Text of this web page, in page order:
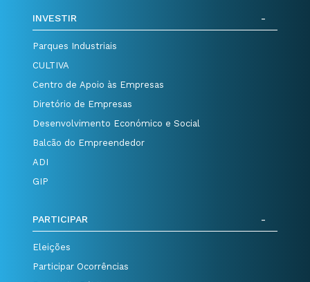
INVESTIR
Parques Industriais
CULTIVA
Centro de Apoio às Empresas
Diretório de Empresas
Desenvolvimento Económico e Social
Balcão do Empreendedor
ADI
GIP
PARTICIPAR
Eleições
Participar Ocorrências